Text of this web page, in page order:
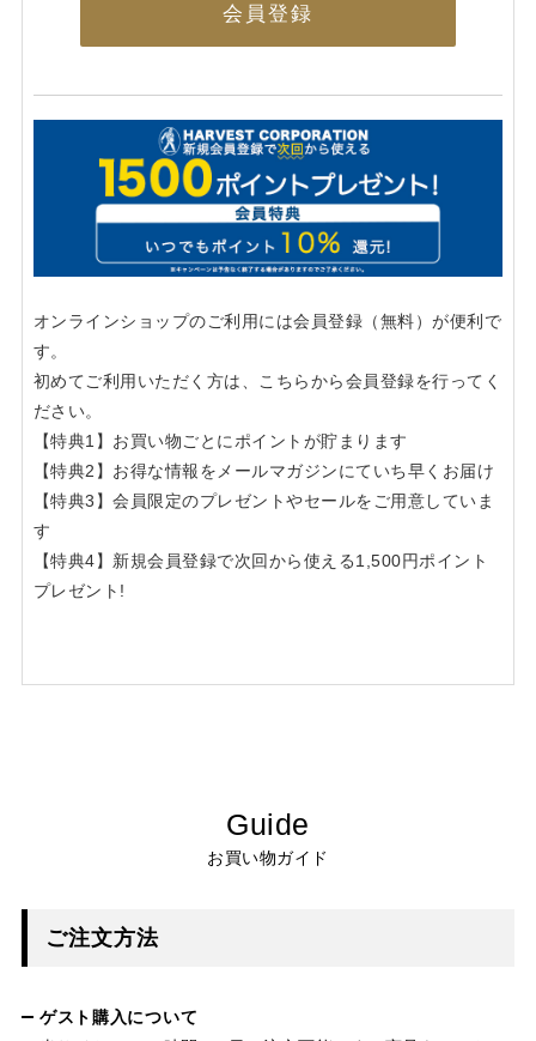
会員登録
オンラインショップのご利用には会員登録（無料）が便利で
す。
初めてご利用いただく方は、こちらから会員登録を行ってく
ださい。
【特典1】お買い物ごとにポイントが貯まります
【特典2】お得な情報をメールマガジンにていち早くお届け
【特典3】会員限定のプレゼントやセールをご用意していま
す
【特典4】新規会員登録で次回から使える1,500円ポイント
プレゼント!
Guide
お買い物ガイド
ご注文方法
ゲスト購入について